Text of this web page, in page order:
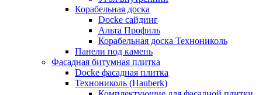
Корабельная доска
Docke сайдинг
Альта Профиль
Корабельная доска Технониколь
Панели под камень
Фасадная битумная плитка
Docke фасадная плитка
Технониколь (Hauberk)